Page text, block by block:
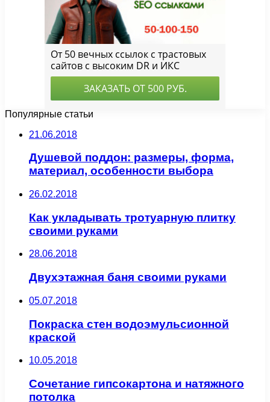
Популярные статьи
21.06.2018
Душевой поддон: размеры, форма,
материал, особенности выбора
26.02.2018
Как укладывать тротуарную плитку
своими руками
28.06.2018
Двухэтажная баня своими руками
05.07.2018
Покраска стен водоэмульсионной
краской
10.05.2018
Сочетание гипсокартона и натяжного
потолка